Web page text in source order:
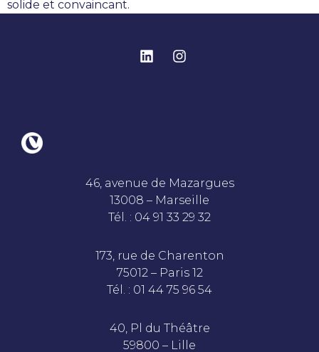
solide et convaincant.
46, avenue de Mazargues
13008 – Marseille
Tél. : 04 91 33 29 32
173, rue de Charenton
75012 – Paris 12
Tél. : 01 44 75 96 54
40, Pl du Théâtre
59800 – Lille